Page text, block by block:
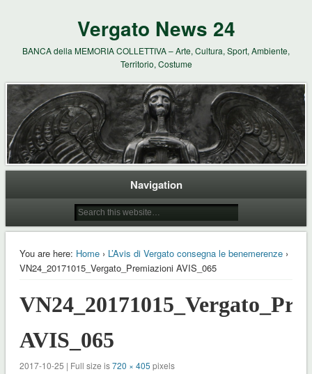
Vergato News 24
BANCA della MEMORIA COLLETTIVA – Arte, Cultura, Sport, Ambiente,
Territorio, Costume
Navigation
You are here: Home› L’Avis di Vergato consegna le benemerenze›
VN24_20171015_Vergato_Premiazioni AVIS_065
AVIS_065
2017-10-25 | Full size is720 × 405 pixels